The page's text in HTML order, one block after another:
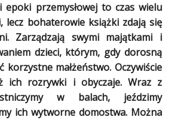
epoki przemysłowej to czas wielu
lecz bohaterowie książkizdają się
Zarządzają swymi majątkami i
dzieci, którym, gdy dorosną
korzystne małżeństwo. Oczywiście
ich rozrywki i obyczaje. Wraz z
w balach, jeździmy
ich wytworne domostwa. Można